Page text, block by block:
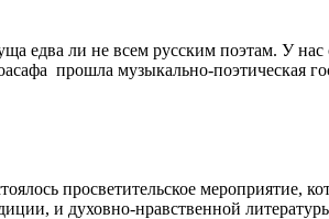
едва ли не всем русским поэтам. У нас
прошла музыкально-поэтическая
просветительское мероприятие,
и духовно-нравственной